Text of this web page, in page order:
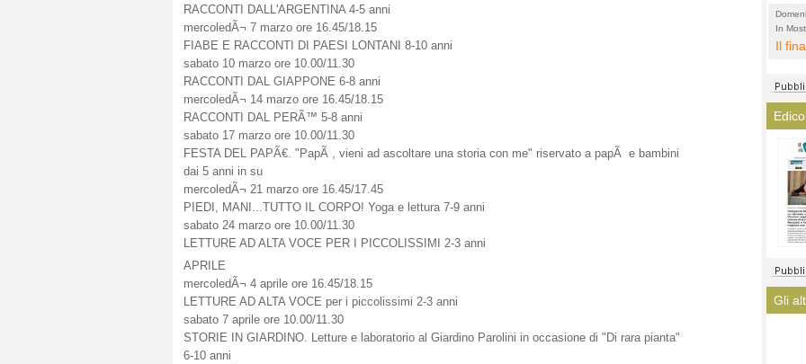
RACCONTI DALL'ARGENTINA 4-5 anni
mercoledÃ¬ 7 marzo ore 16.45/18.15
FIABE E RACCONTI DI PAESI LONTANI 8-10 anni
sabato 10 marzo ore 10.00/11.30
RACCONTI DAL GIAPPONE 6-8 anni
mercoledÃ¬ 14 marzo ore 16.45/18.15
RACCONTI DAL PERÃ™ 5-8 anni
sabato 17 marzo ore 10.00/11.30
FESTA DEL PAPÃ€. "PapÃ , vieni ad ascoltare una storia con me" riservato a papÃ e bambini
dai 5 anni in su
mercoledÃ¬ 21 marzo ore 16.45/17.45
PIEDI, MANI...TUTTO IL CORPO! Yoga e lettura 7-9 anni
sabato 24 marzo ore 10.00/11.30
LETTURE AD ALTA VOCE PER I PICCOLISSIMI 2-3 anni
APRILE
mercoledÃ¬ 4 aprile ore 16.45/18.15
LETTURE AD ALTA VOCE per i piccolissimi 2-3 anni
sabato 7 aprile ore 10.00/11.30
STORIE IN GIARDINO. Letture e laboratorio al Giardino Parolini in occasione di "Di rara pianta"
6-10 anni
altre
di
a
ha
In
Il
? La
Gli